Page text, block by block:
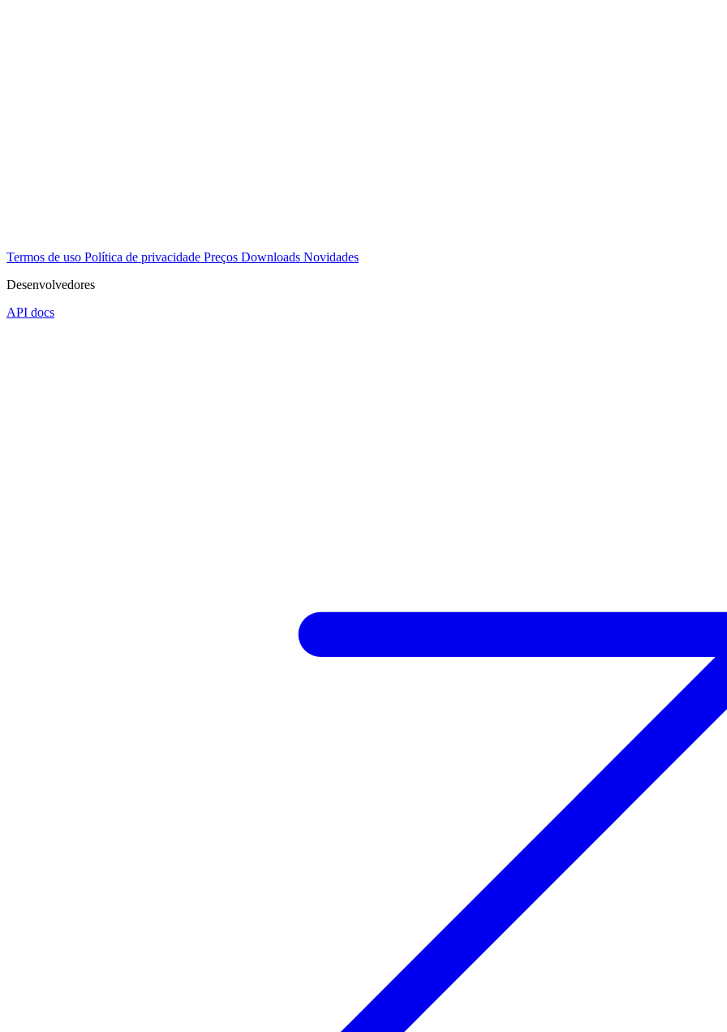
Termos de uso Política de privacidade Preços Downloads Novidades
Desenvolvedores
API docs